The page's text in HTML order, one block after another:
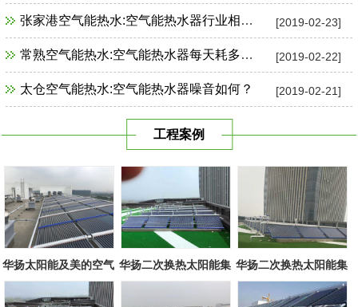
[2019-02-23]
张家港空气能热水:空气能热水器行业相关政策一览
[2019-02-22]
常熟空气能热水:空气能热水器每天耗多少电？
[2019-02-21]
太仓空气能热水:空气能热水器噪音如何？
工程案例
华扬太阳能及美的空气 华扬二次换热太阳能集 华扬二次换热太阳能集
中系统